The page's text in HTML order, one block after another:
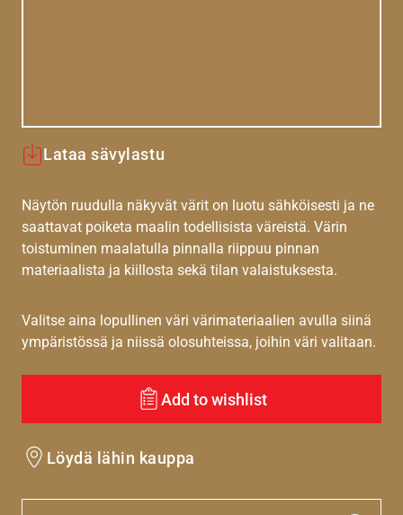
Lataa sävylastu
Näytön ruudulla näkyvät värit on luotu sähköisesti ja ne
saattavat poiketa maalin todellisista väreistä. Värin
toistuminen maalatulla pinnalla riippuu pinnan
materiaalista ja kiillosta sekä tilan valaistuksesta.
Valitse aina lopullinen väri värimateriaalien avulla siinä
ympäristössä ja niissä olosuhteissa, joihin väri valitaan.
Add to wishlist
Löydä lähin kauppa